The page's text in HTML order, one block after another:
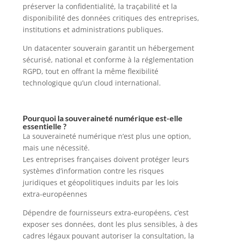
préserver la confidentialité, la traçabilité et la
disponibilité des données critiques des entreprises,
institutions et administrations publiques.
Un datacenter souverain garantit un hébergement
sécurisé, national et conforme à la réglementation
RGPD, tout en offrant la même flexibilité
technologique qu’un cloud international.
Pourquoi la souveraineté numérique est-elle
essentielle ?
La souveraineté numérique n’est plus une option,
mais une nécessité.
Les entreprises françaises doivent protéger leurs
systèmes d’information contre les risques
juridiques et géopolitiques induits par les lois
extra-européennes
Dépendre de fournisseurs extra-européens, c’est
exposer ses données, dont les plus sensibles, à des
cadres légaux pouvant autoriser la consultation, la